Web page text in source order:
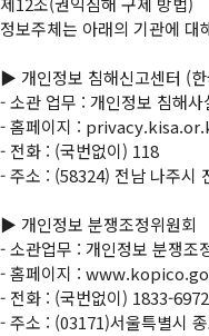
정보주체는 아래의 기관에
▶ 개인정보 침해신고센터 (
- 소관 업무 : 개인정보 침해사
- 홈페이지 :
- 전화 : (국번없이) 118
- 주소 : (58324) 전남 나주시
▶ 개인정보 분쟁조정위원회
- 소관업무 : 개인정보 분쟁조
- 홈페이지 :
- 전화 : (국번없이) 1833-6972
- 주소 : (03171)서울특별시